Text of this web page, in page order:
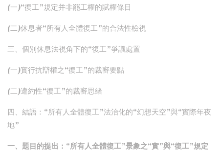
(一)“復工”規定并非罷工權的賦權條目
(二)休息者“所有人全體復工”的合法性檢視
三、個別休息法視角下的“復工”爭議處置
(一)實行抗辯權之“復工”的裁審要點
(二)違約性“復工”的裁審思緒
四、結語：“所有人全體復工”法治化的“幻想天空”與“實際年夜
地”
一、題目的提出：“所有人全體復工”景象之“實”與“復工”規定